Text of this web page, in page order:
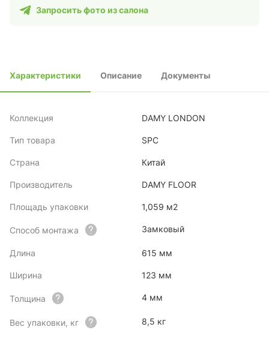
Запросить фото из салона
Характеристики Описание Документы
Коллекция DAMY LONDON
Тип товара SPC
Страна Китай
Производитель DAMY FLOOR
Площадь упаковки 1,059 м2
Способ монтажа Замковый
Длина 615 мм
Ширина 123 мм
Толщина 4 мм
Вес упаковки, кг 8,5 кг